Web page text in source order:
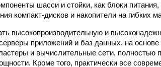
шасси и стойки, как блоки
компакт-дисков и накопители на гибких
высокопроизводительную и
приложений и баз данных, на основе
и вычислительные сети, полностью
Кроме того, практически все